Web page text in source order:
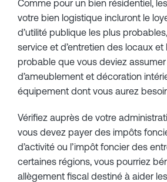
Comme pour un bien résidentiel,
votre bien logistique incluront le
d’utilité publique les plus
service et d’entretien des locaux et
probable que vous deviez
d’ameublement et décoration
équipement dont vous aurez
Vérifiez auprès de votre
vous devez payer des impôts
d’activité ou l’impôt foncier des
certaines régions, vous pourriez
allègement fiscal destiné à aider